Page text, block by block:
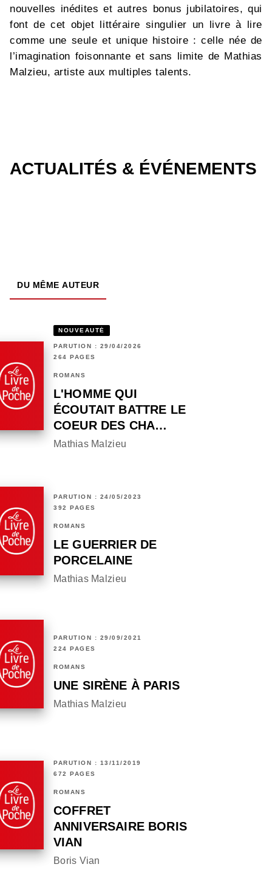
nouvelles inédites et autres bonus jubilatoires, qui
font de cet objet littéraire singulier un livre à lire
comme une seule et unique histoire : celle née de
l’imagination foisonnante et sans limite de Mathias
Malzieu, artiste aux multiples talents.
ACTUALITÉS & ÉVÉNEMENTS
DU MÊME AUTEUR
NOUVEAUTÉ
PARUTION : 29/04/2026
264 PAGES
ROMANS
L'HOMME QUI
ÉCOUTAIT BATTRE LE
COEUR DES CHA…
Mathias Malzieu
PARUTION : 24/05/2023
392 PAGES
ROMANS
LE GUERRIER DE
PORCELAINE
Mathias Malzieu
PARUTION : 29/09/2021
224 PAGES
ROMANS
UNE SIRÈNE À PARIS
Mathias Malzieu
PARUTION : 13/11/2019
672 PAGES
ROMANS
COFFRET
ANNIVERSAIRE BORIS
VIAN
Boris Vian